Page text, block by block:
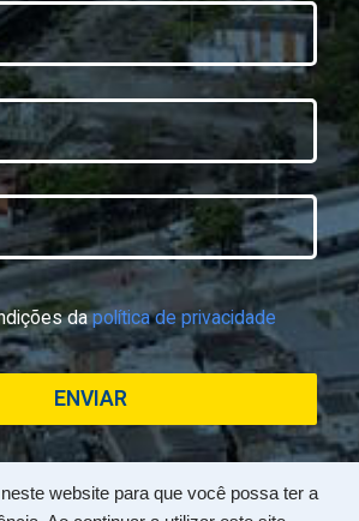
website para que você possa ter a
dapolítica de privacidade
ENVIAR
GB Armazéns - Todos os direitos